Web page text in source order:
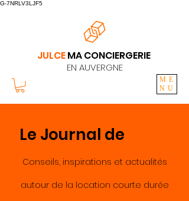
G-7NRLV3LJF5
JULCEMA CONCIERGERIE
EN AUVERGNE
ME
NU
Le Journal de
Conseils, inspirations et actualités
autour de la location courte durée